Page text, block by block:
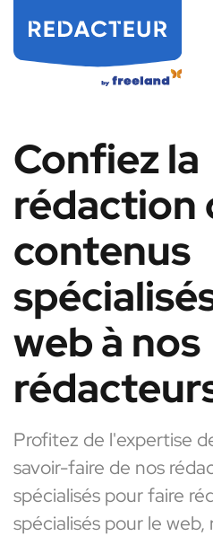
Confiez la
rédaction
contenus
web à nos
Profitez de l'expertise
savoir-faire de nos
spécialisés pour faire
spécialisés pour le